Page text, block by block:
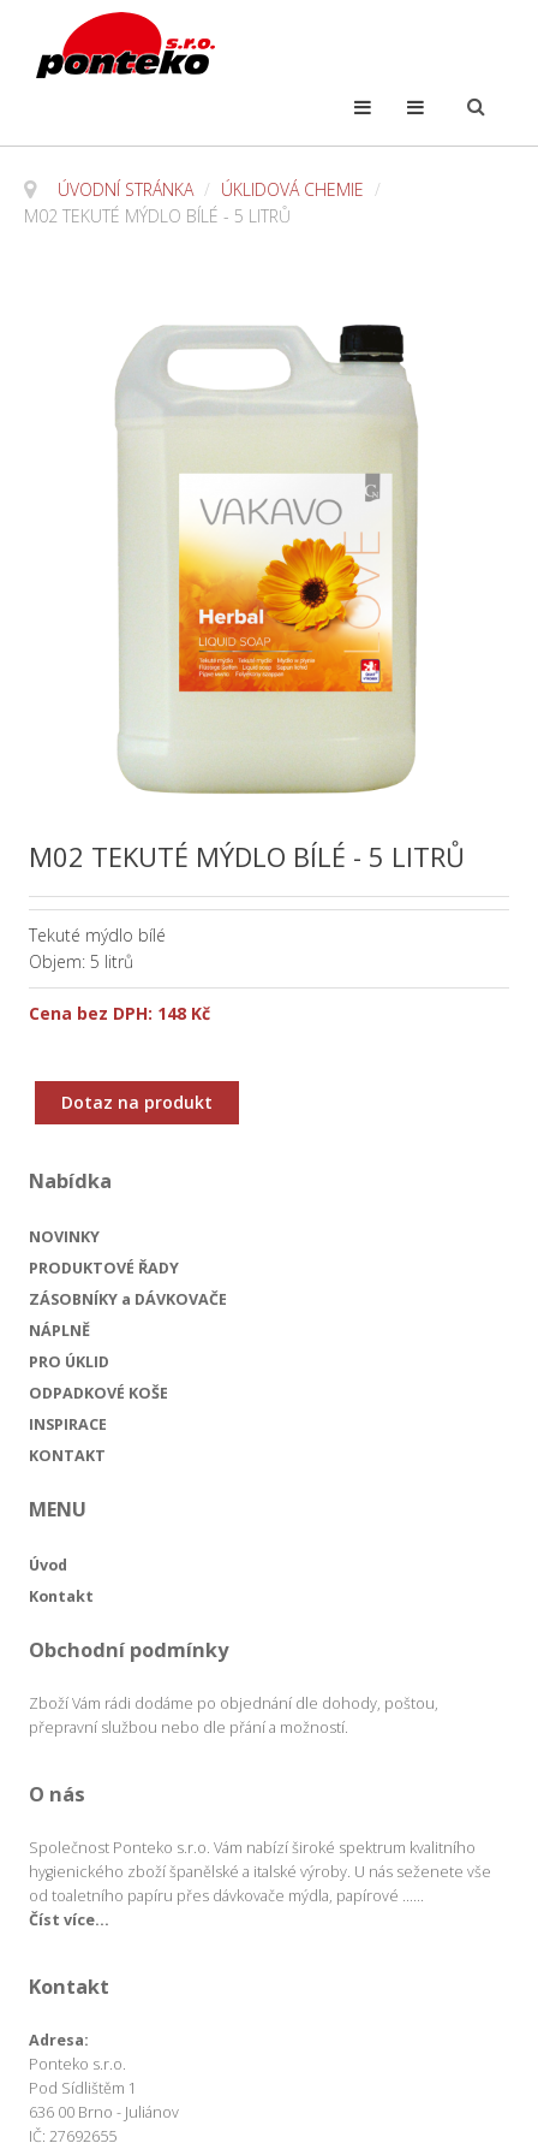
ÚVODNÍ STRÁNKA / ÚKLIDOVÁ CHEMIE /
M02 TEKUTÉ MÝDLO BÍLÉ - 5 LITRŮ
M02 TEKUTÉ MÝDLO BÍLÉ - 5 LITRŮ
Tekuté mýdlo bílé
Objem: 5 litrů
Cena bez DPH: 148 Kč
Dotaz na produkt
Nabídka
NOVINKY
PRODUKTOVÉ ŘADY
ZÁSOBNÍKY a DÁVKOVAČE
NÁPLNĚ
PRO ÚKLID
ODPADKOVÉ KOŠE
INSPIRACE
KONTAKT
MENU
Úvod
Kontakt
Obchodní podmínky
Zboží Vám rádi dodáme po objednání dle dohody, poštou,
přepravní službou nebo dle přání a možností.
O nás
Společnost Ponteko s.r.o. Vám nabízí široké spektrum kvalitního
hygienického zboží španělské a italské výroby. U nás seženete vše
od toaletního papíru přes dávkovače mýdla, papírové ......
Číst více...
Kontakt
Adresa:
Ponteko s.r.o.
Pod Sídlištěm 1
636 00 Brno - Juliánov
IČ: 27692655